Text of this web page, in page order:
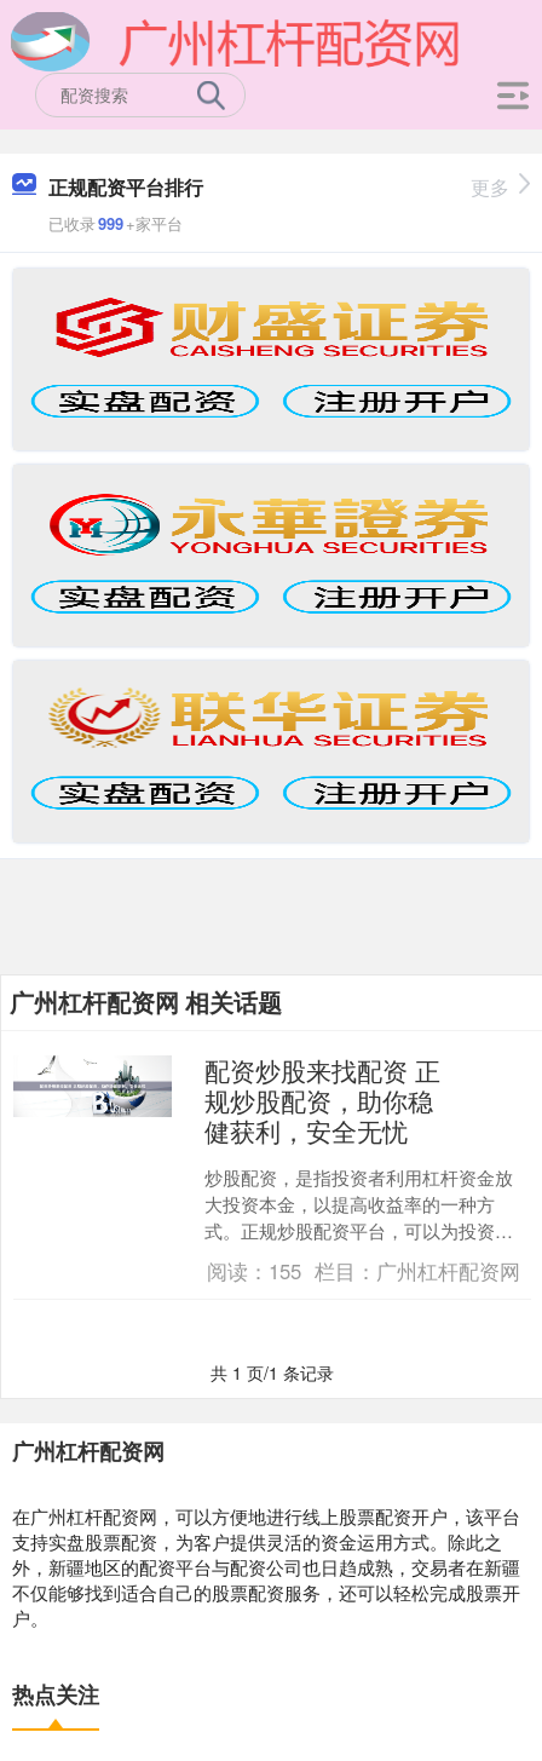
正规配资平台排行
已收录999+家平台
更多
广州杠杆配资网 相关话题
配资炒股来找配资 正
规炒股配资，助你稳
健获利，安全无忧
炒股配资，是指投资者利用杠杆资金放
大投资本金，以提高收益率的一种方
式。正规炒股配资平台，可以为投资者
提供安全可靠的配资服务，帮助他们稳
健获利。 前程无忧股票配资....
阅读： 155 栏目： 广州杠杆配资网
共 1 页/1 条记录
广州杠杆配资网
在广州杠杆配资网，可以方便地进行线上股票配资开户，该平台
支持实盘股票配资，为客户提供灵活的资金运用方式。除此之
外，新疆地区的配资平台与配资公司也日趋成熟，交易者在新疆
不仅能够找到适合自己的股票配资服务，还可以轻松完成股票开
户。
热点关注